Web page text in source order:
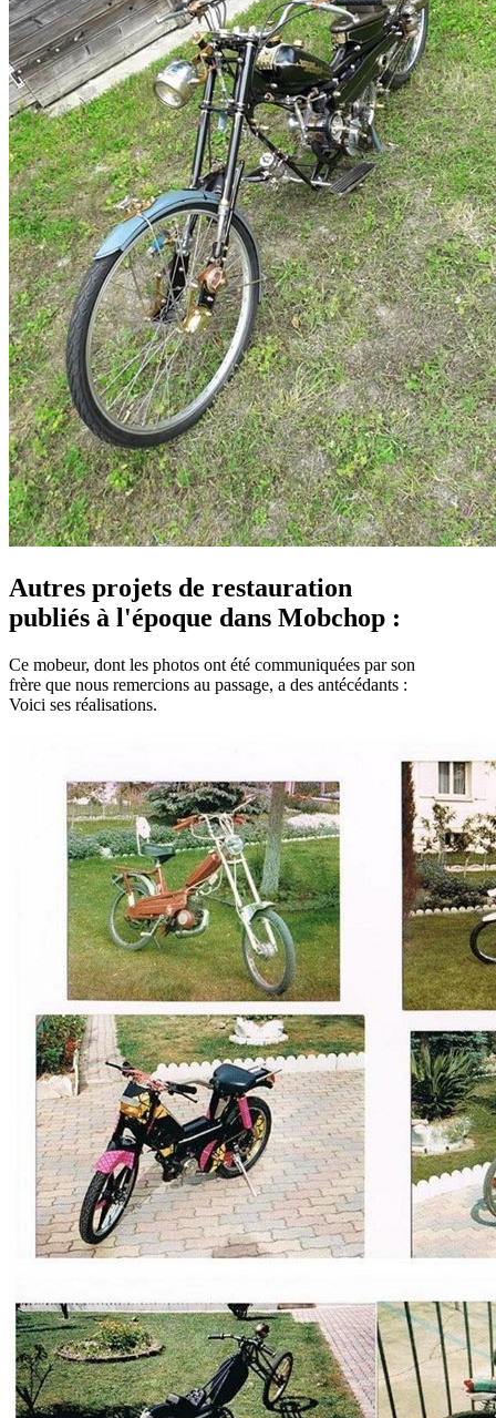
Autres projets de restauration
publiés à l'époque dans Mobchop :
Ce mobeur, dont les photos ont été communiquées par son
frère que nous remercions au passage, a des antécédants :
Voici ses réalisations.